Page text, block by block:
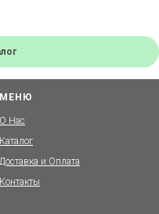
МЕНЮ
О Нас
Каталог
Доставка и Оплата
Контакты